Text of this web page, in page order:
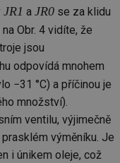
JR1 a JR0 se za klidu
Obr. 4 vidíte, že
jsou
odpovídá mnohem
−31 °C) a příčinou je
množství).
ventilu, výjimečně
výměníku. Je
i únikem oleje, což